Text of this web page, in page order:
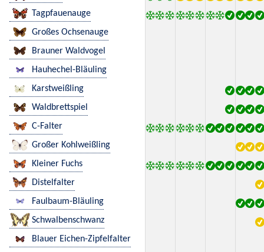
Tagpfauenauge
Großes Ochsenauge
Brauner Waldvogel
Hauhechel-Bläuling
Karstweißling
Waldbrettspiel
C-Falter
Großer Kohlweißling
Kleiner Fuchs
Distelfalter
Faulbaum-Bläuling
Schwalbenschwanz
Blauer Eichen-Zipfelfalter